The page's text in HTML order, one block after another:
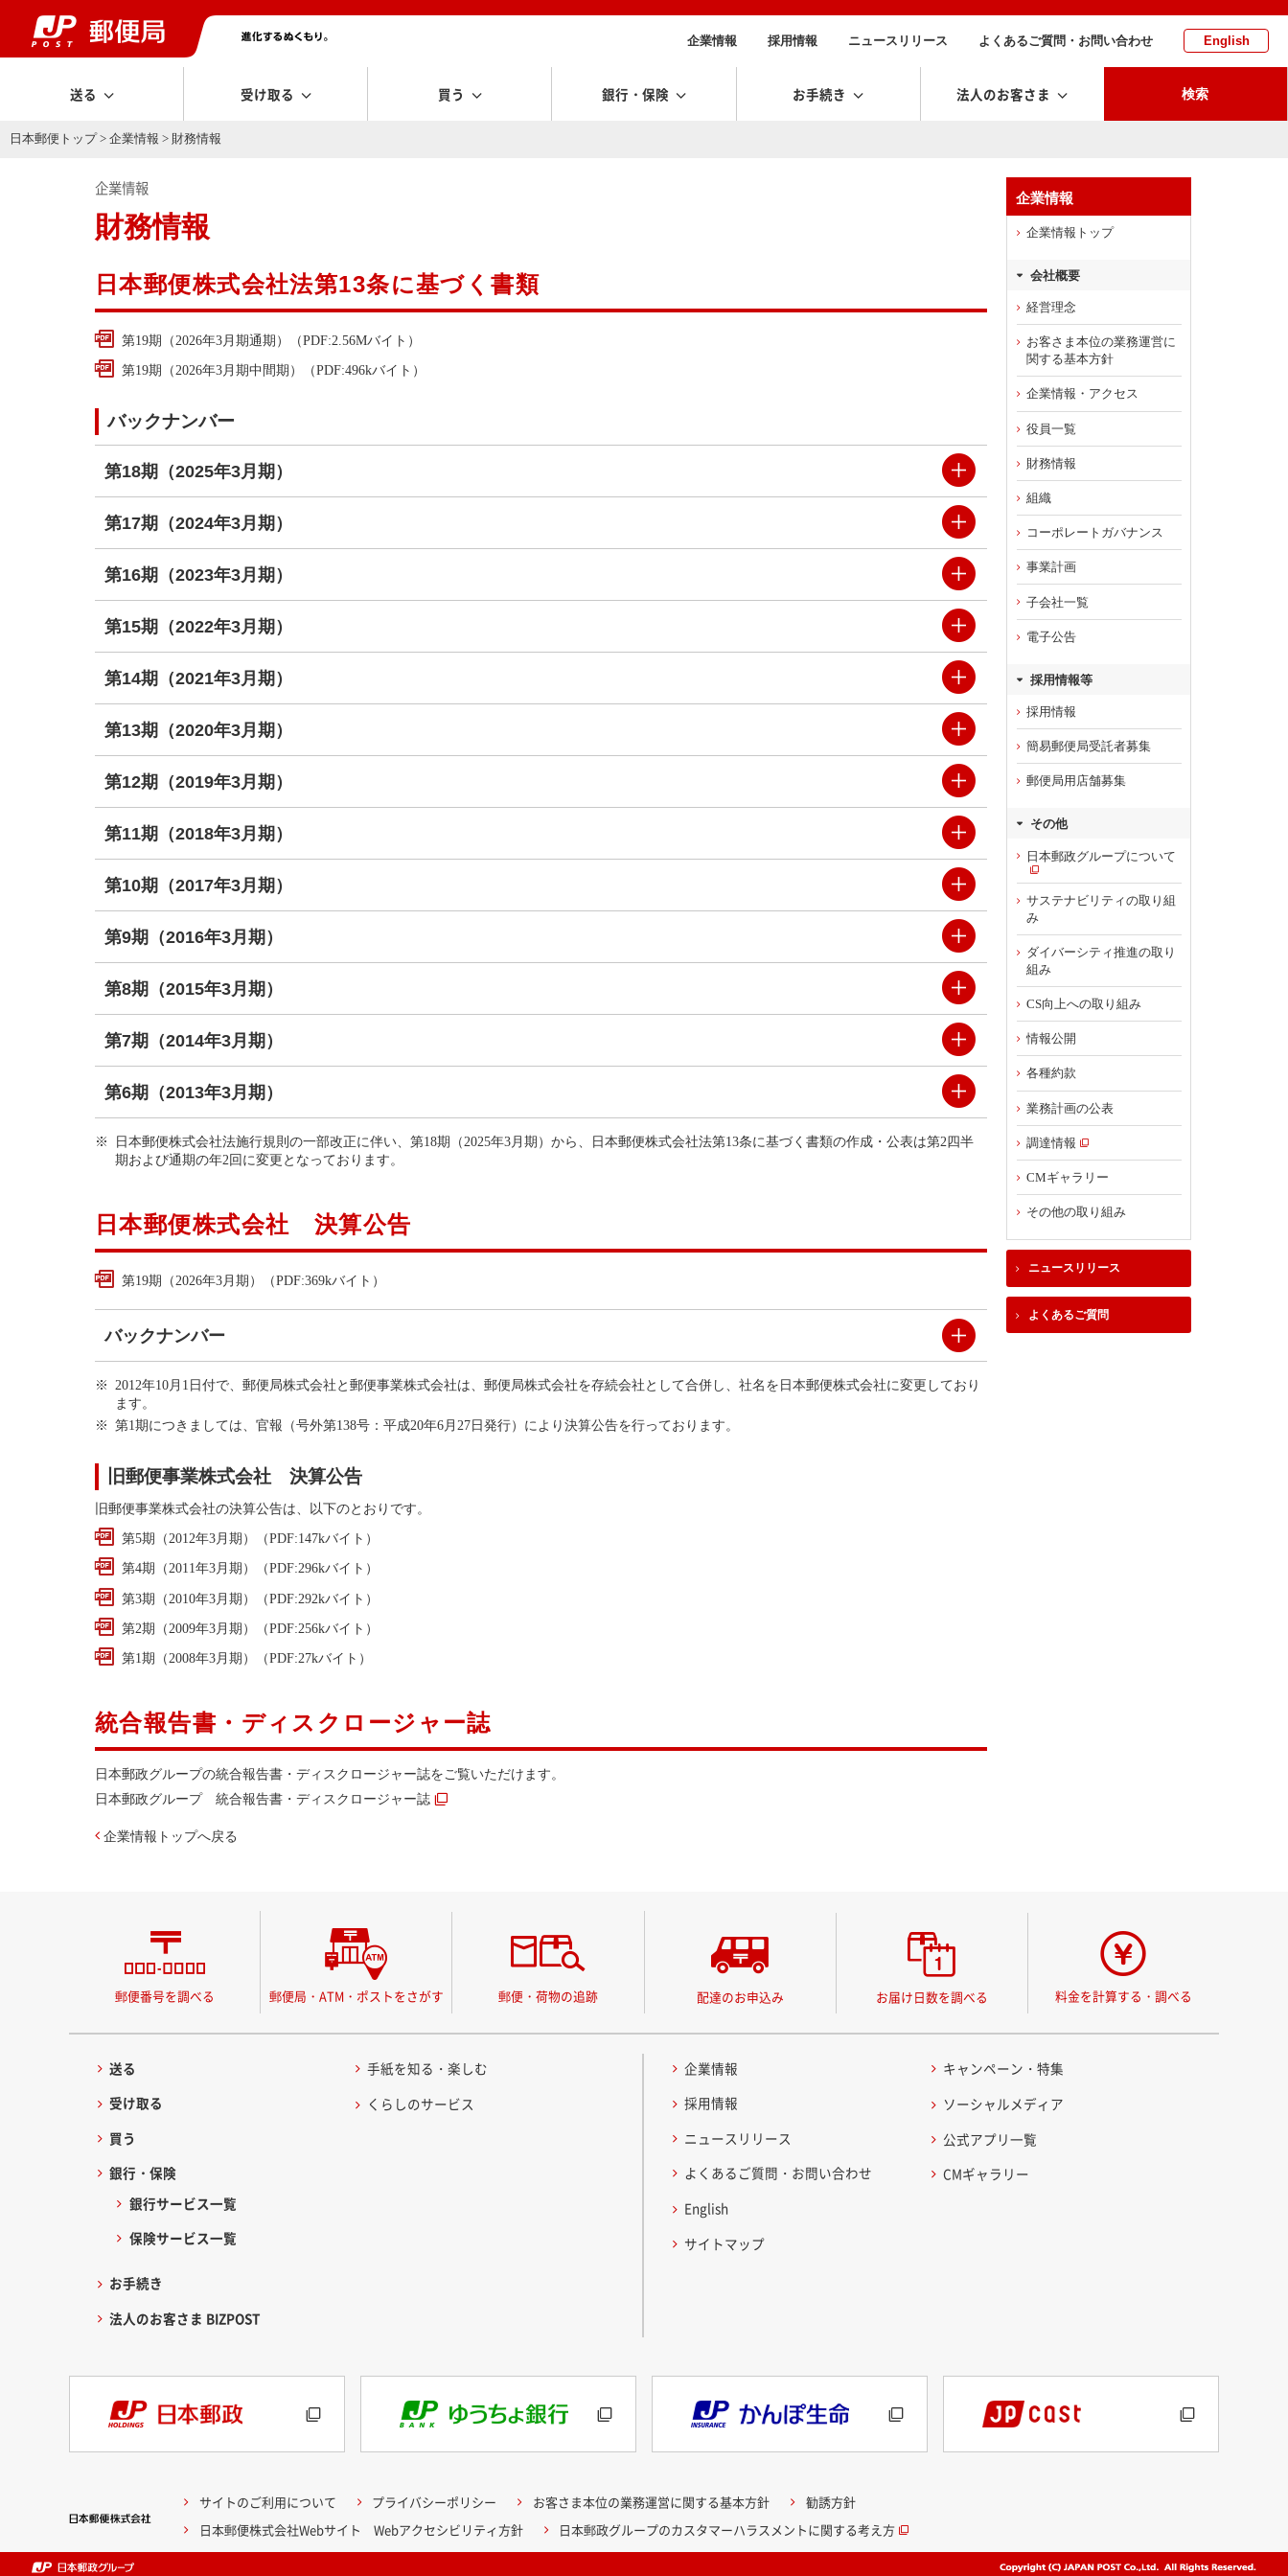
企業情報 採用情報 ニュースリリース よくあるご質問・お問い合わせ English
送る 受け取る 買う 銀行・保険 お手続き 法人のお客さま 検索
日本郵便トップ>企業情報 > 財務情報
企業情報
財務情報
日本郵便株式会社法第13条に基づく書類
第19期（2026年3月期通期）（PDF:2.56Mバイト）
第19期（2026年3月期中間期）（PDF:496kバイト）
バックナンバー
第18期（2025年3月期）
第17期（2024年3月期）
第16期（2023年3月期）
第15期（2022年3月期）
第14期（2021年3月期）
第13期（2020年3月期）
第12期（2019年3月期）
第11期（2018年3月期）
第10期（2017年3月期）
第9期（2016年3月期）
第8期（2015年3月期）
第7期（2014年3月期）
第6期（2013年3月期）
日本郵便株式会社法施行規則の一部改正に伴い、第18期（2025年3月期）から、日本郵便株式会社法第13条に基づく書類の作成・公表は第2四半
期および通期の年2回に変更となっております。
日本郵便株式会社 決算公告
第19期（2026年3月期）（PDF:369kバイト）
バックナンバー
2012年10月1日付で、郵便局株式会社と郵便事業株式会社は、郵便局株式会社を存続会社として合併し、社名を日本郵便株式会社に変更しており
ます。
第1期につきましては、官報（号外第138号：平成20年6月27日発行）により決算公告を行っております。
旧郵便事業株式会社 決算公告
旧郵便事業株式会社の決算公告は、以下のとおりです。
第5期（2012年3月期）（PDF:147kバイト）
第4期（2011年3月期）（PDF:296kバイト）
第3期（2010年3月期）（PDF:292kバイト）
第2期（2009年3月期）（PDF:256kバイト）
第1期（2008年3月期）（PDF:27kバイト）
統合報告書・ディスクロージャー誌
日本郵政グループの統合報告書・ディスクロージャー誌をご覧いただけます。
日本郵政グループ 統合報告書・ディスクロージャー誌
企業情報トップへ戻る
企業情報
企業情報トップ
会社概要
経営理念
お客さま本位の業務運営に
関する基本方針
企業情報・アクセス
役員一覧
財務情報
組織
コーポレートガバナンス
事業計画
子会社一覧
電子公告
採用情報等
採用情報
簡易郵便局受託者募集
郵便局用店舗募集
その他
日本郵政グループについて
サステナビリティの取り組
み
ダイバーシティ推進の取り
組み
CS向上への取り組み
情報公開
各種約款
業務計画の公表
調達情報
CMギャラリー
その他の取り組み
ニュースリリース
よくあるご質問
郵便番号を調べる 郵便局・ATM・ポストをさがす 郵便・荷物の追跡 配達のお申込み お届け日数を調べる 料金を計算する・調べる
送る
受け取る
買う
銀行・保険
銀行サービス一覧
保険サービス一覧
お手続き
法人のお客さま BIZPOST
手紙を知る・楽しむ
くらしのサービス
企業情報
採用情報
ニュースリリース
よくあるご質問・お問い合わせ
English
サイトマップ
キャンペーン・特集
ソーシャルメディア
公式アプリ一覧
CMギャラリー
サイトのご利用について プライバシーポリシー お客さま本位の業務運営に関する基本方針
勧誘方針
日本郵便株式会社Webサイト Webアクセシビリティ方針
日本郵政グループのカスタマーハラスメントに関する考え方